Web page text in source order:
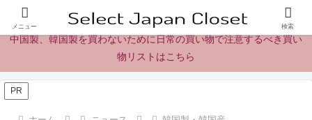
日本製の商品、製品、食品レビューとニュース
中国製、韓国製を買わないために日常の買い物で注意するべき買い
物リストはこちら
PR
メニュー 検索